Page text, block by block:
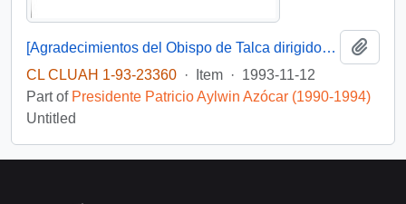
[Agradecimientos del Obispo de Talca dirigidos al Presidente Patricio Aylwin por el apoyo en la reconstrucción de la Iglesia Matriz de Curicó]
CL CLUAH 1-93-23360 · Item · 1993-11-12
Part of Presidente Patricio Aylwin Azócar (1990-1994)
Untitled